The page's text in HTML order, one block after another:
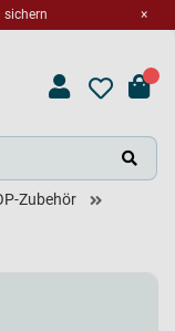
×
sichern
Zubehör